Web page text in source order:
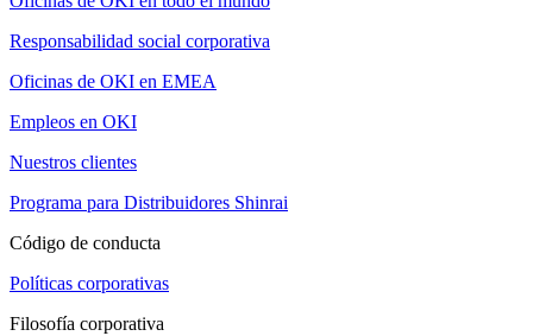
Responsabilidad social corporativa
Oficinas de OKI en EMEA
Empleos en OKI
Nuestros clientes
Programa para Distribuidores Shinrai
Código de conducta
Políticas corporativas
Filosofía corporativa